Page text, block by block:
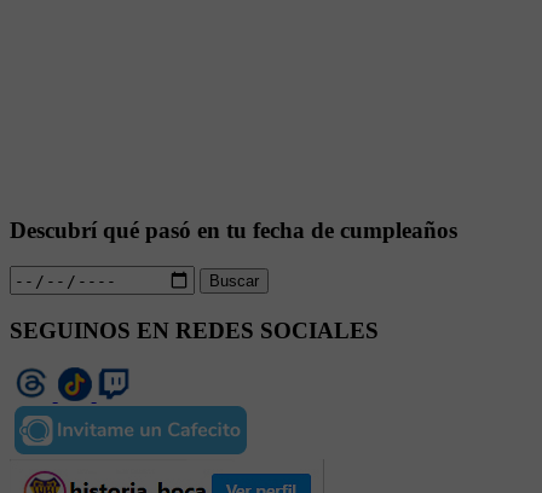
Descubrí qué pasó en tu fecha de cumpleaños
Buscar
SEGUINOS EN REDES SOCIALES